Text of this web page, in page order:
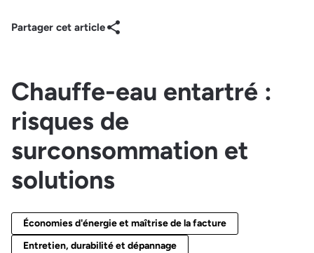
Partager cet article
Chauffe-eau entartré :
risques de
surconsommation et
solutions
Économies d'énergie et maîtrise de la facture
Entretien, durabilité et dépannage